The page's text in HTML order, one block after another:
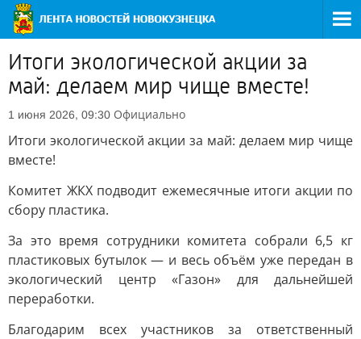
Итоги экологической акции за
май: делаем мир чище вместе!
1 июня 2026, 09:30 Официально
Итоги экологической акции за май: делаем мир чище
вместе!
Комитет ЖКХ подводит ежемесячные итоги акции по
сбору пластика.
За это время сотрудники комитета собрали 6,5 кг
пластиковых бутылок — и весь объём уже передан в
экологический центр «Газон» для дальнейшей
переработки.
Благодарим всех участников за ответственный